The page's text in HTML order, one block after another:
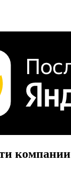
компании